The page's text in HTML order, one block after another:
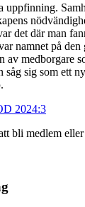
uppfinning.
det där man
namnet på den
av medborgare
sig som ett
bli medlem